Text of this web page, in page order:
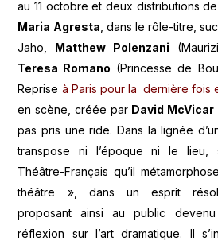
au 11 octobre et deux distributions
Maria Agresta, dans le rôle-titre,
Jaho,
Matthew Polenzani
Teresa Romano (Princesse de
Reprise à Paris pour la dernière fois
en scène, créée par David McVicar
pas pris une ride. Dans la lignée
transpose ni l’époque ni le lieu,
Théâtre-Français qu’il
théâtre », dans un esprit
proposant ainsi au public
réflexion sur l’art dramatique. Il